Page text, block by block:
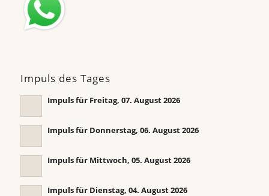
Impuls des Tages
Impuls für Freitag, 07. August 2026
Impuls für Donnerstag, 06. August 2026
Impuls für Mittwoch, 05. August 2026
Impuls für Dienstag, 04. August 2026